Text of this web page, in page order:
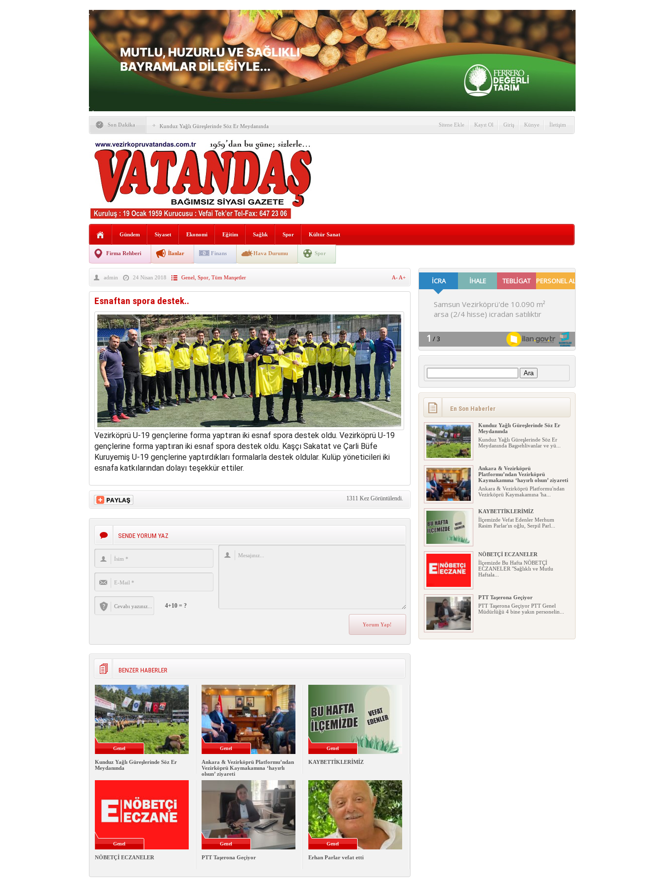
Son Dakika Kunduz Yağlı Güreşlerinde Söz Er Meydanında
Ankara & Vezirköprü Platformu’ndan Vezirköprü
Kaymakamına ‘hayırlı olsun’ ziyareti
KAYBETTİKLERİMİZ
NÖBETÇİ ECZANELER
PTT Taşerona Geçiyor
Erhan Parlar vefat etti
BANA GÖRE
Vezirköprü CHP’de istifa depremi yaşandı!
Sitene Ekle Kayıt Ol Giriş Künye İletişim
Gündem Siyaset Ekonomi Eğitim Sağlık Spor Kültür Sanat
Firma Rehberi İlanlar Finans Hava Durumu Spor
admin 24 Nisan 2018 Genel Spor, Tüm Manşetler A- A+
Esnaftan spora destek..
Vezirköprü U-19 gençlerine forma yaptıran iki esnaf spora destek oldu. Vezirköprü U-19
gençlerine forma yaptıran iki esnaf spora destek oldu. Kaşçı Sakatat ve Çarli Büfe
Kuruyemiş U-19 gençlerine yaptırdıkları formalarla destek oldular. Kulüp yöneticileri iki
esnafa katkılarından dolayı teşekkür ettiler.
1311 Kez Görüntülendi.
SENDE YORUM YAZ
4+10 = ?
BENZER HABERLER
Genel
Kunduz Yağlı Güreşlerinde Söz Er
Meydanında
Genel
Ankara & Vezirköprü Platformu’ndan
Vezirköprü Kaymakamına ‘hayırlı
olsun’ ziyareti
Genel
KAYBETTİKLERİMİZ
Genel
NÖBETÇİ ECZANELER
Genel
PTT Taşerona Geçiyor
Genel
Erhan Parlar vefat etti
Arama:
En Son Haberler
Kunduz Yağlı Güreşlerinde Söz Er
Meydanında
Kunduz Yağlı Güreşlerinde Söz Er
Meydanında Başpehlivanlar ve yü...
Ankara & Vezirköprü
Platformu’ndan Vezirköprü
Kaymakamına ‘hayırlı olsun’ ziyareti
Ankara & Vezirköprü Platformu'ndan
Vezirköprü Kaymakamına 'ha...
KAYBETTİKLERİMİZ
İlçemizde Vefat Edenler Merhum
Rasim Parlar'ın oğlu, Serpil Parl...
NÖBETÇİ ECZANELER
İlçemizde Bu Hafta NÖBETÇİ
ECZANELER "Sağlıklı ve Mutlu
Haftala...
PTT Taşerona Geçiyor
PTT Taşerona Geçiyor PTT Genel
Müdürlüğü 4 bine yakın personelin...
Erhan Parlar vefat etti